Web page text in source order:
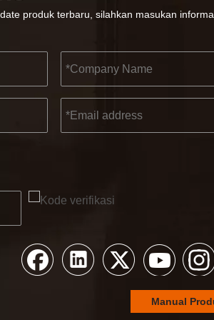
produk terbaru, silahkan masukan
Manual